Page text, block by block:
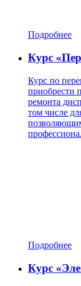
Подробнее
Курс
Курс по
приобрести
ремонта
том числе
Подробнее
Курс